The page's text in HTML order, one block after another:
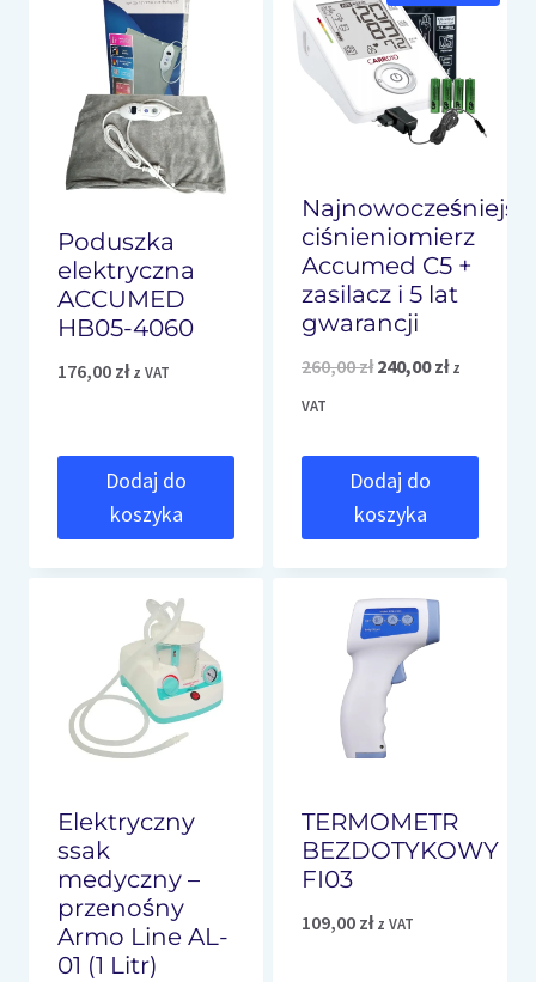
Poduszka
elektryczna
ACCUMED
HB05-4060
176,00 zł z VAT
Dodaj do
koszyka
ciśnieniomierz
Accumed C5 +
zasilacz i 5 lat
gwarancji
260,00zł Pierwotna
260,00 zł.
240,00złAktualna
z
VAT
Dodaj do
koszyka
Elektryczny
ssak
medyczny –
przenośny
Armo Line AL-
01 (1 Litr)
TERMOMETR
BEZDOTYKOWY
FI03
109,00 zł z VAT